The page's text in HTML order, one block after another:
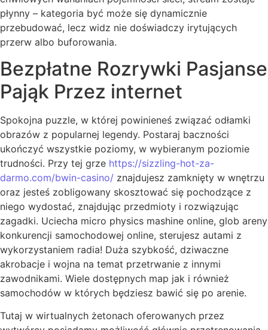
płynny – kategoria być może się dynamicznie
przebudować, lecz widz nie doświadczy irytujących
przerw albo buforowania.
Bezpłatne Rozrywki Pasjanse
Pająk Przez internet
Spokojna puzzle, w której powinieneś związać odłamki
obrazów z popularnej legendy. Postaraj baczności
ukończyć wszystkie poziomy, w wybieranym poziomie
trudności. Przy tej grze https://sizzling-hot-za-
darmo.com/bwin-casino/ znajdujesz zamknięty w wnętrzu
oraz jesteś zobligowany skosztować się pochodzące z
niego wydostać, znajdując przedmioty i rozwiązując
zagadki. Uciecha micro physics mashine online, glob areny
konkurencji samochodowej online, sterujesz autami z
wykorzystaniem radia! Duża szybkość, dziwaczne
akrobacje i wojna na temat przetrwanie z innymi
zawodnikami. Wiele dostępnych map jak i również
samochodów w których będziesz bawić się po arenie.
Tutaj w wirtualnych żetonach oferowanych przez